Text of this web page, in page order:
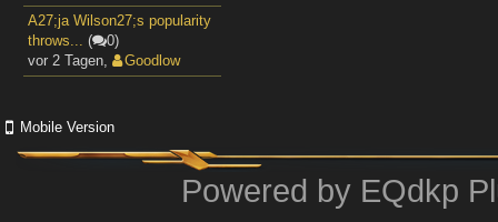
A27;ja Wilson27;s popularity
throws... (
0)
vor 2 Tagen, Goodlow
Mobile Version
Powered by EQdkp